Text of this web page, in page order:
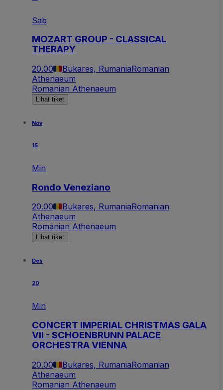
Sab
MOZART GROUP - CLASSICAL
THERAPY
20.00 Bukares, RumaniaRomanian
Athenaeum
Romanian Athenaeum
Lihat tiket
Nov
15
Min
Rondo Veneziano
20.00 Bukares, RumaniaRomanian
Athenaeum
Romanian Athenaeum
Lihat tiket
Des
20
Min
CONCERT IMPERIAL CHRISTMAS GALA
VII - SCHOENBRUNN PALACE
ORCHESTRA VIENNA
20.00 Bukares, RumaniaRomanian
Athenaeum
Romanian Athenaeum